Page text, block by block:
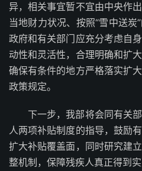
异，相关事宜暂不宜由中央作
当地财力状况、按照“雪中送
政府和有关部门应充分考虑自
动性和灵活性，合理明确和扩
确保有条件的地方严格落实扩
政策规定。
下一步，我部将会同有关
人两项补贴制度的指导，鼓励
扩大补贴覆盖面，同时研究建
整机制，保障残疾人真正得到实